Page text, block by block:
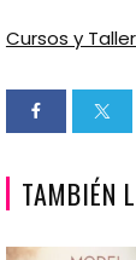
Cursos y
TAMBIÉN